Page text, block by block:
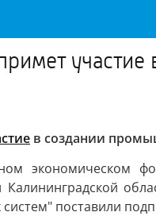
в создании
экономическом
Калининградской
поставили